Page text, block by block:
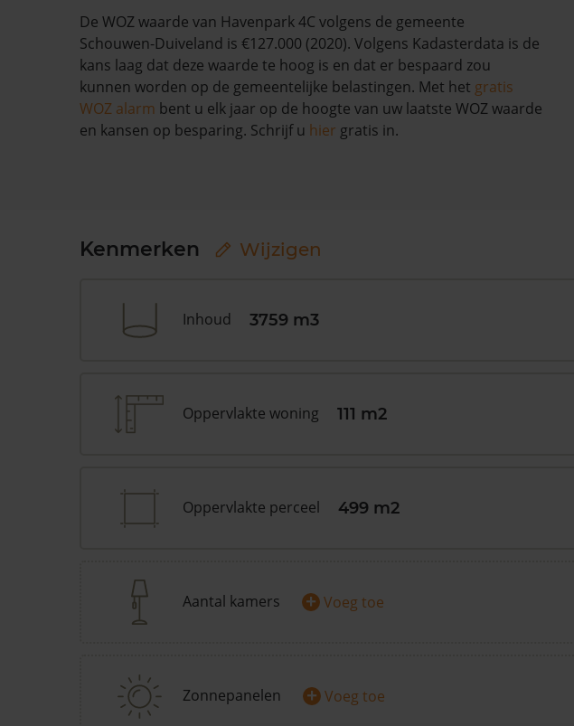
De WOZ waarde van Havenpark 4C volgens de gemeente
Schouwen-Duiveland is €127.000 (2020). Volgens Kadasterdata is de
kans laag dat deze waarde te hoog is en dat er bespaard zou
kunnen worden op de gemeentelijke belastingen. Met het gratis
WOZ alarm bent u elk jaar op de hoogte van uw laatste WOZ waarde
en kansen op besparing. Schrijf u hier gratis in.
Kenmerken Wijzigen
Inhoud 3759 m3
Oppervlakte woning 111 m2
Oppervlakte perceel 499 m2
Aantal kamers + Voeg toe
Zonnepanelen + Voeg toe